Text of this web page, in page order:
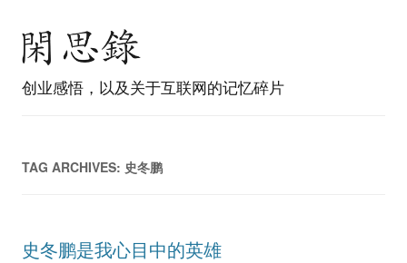
创业感悟，以及关于互联网的记忆碎片
TAG ARCHIVES: 史冬鹏
史冬鹏是我心目中的英雄